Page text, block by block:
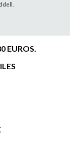
EUROS.